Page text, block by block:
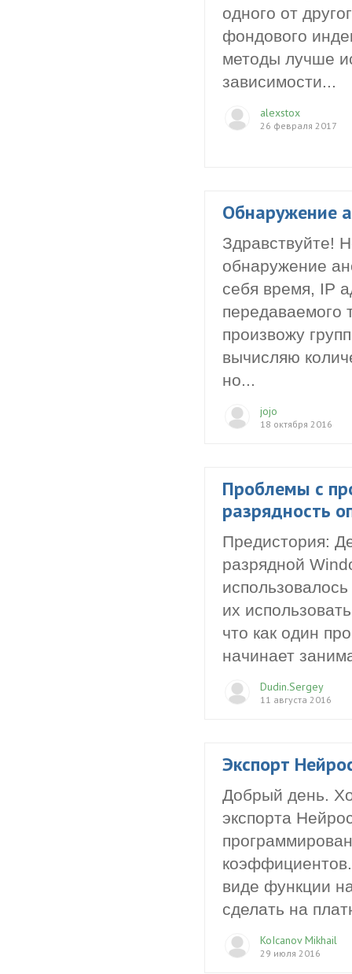
одного от
фондового
методы лучше
зависимости...
alexstox
26 февраля 2017
Обнаружение
Здравствуйте!
обнаружение
себя время, IP
передаваемого
произвожу
вычисляю
но...
jojo
18 октября 2016
Проблемы с
разрядность
Предистория:
разрядной
их
что как один
начинает
Dudin.Sergey
11 августа 2016
Экспорт
Добрый день.
экспорта
виде функции
сделать на
KoIcanov Mikhail
29 июля 2016